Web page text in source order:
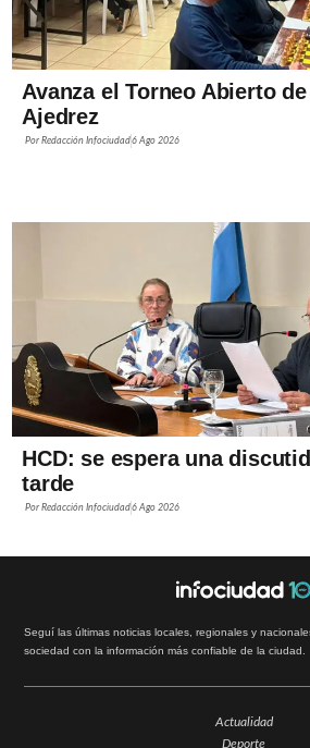
Avanza el Torneo Abierto
Ajedrez
PorRedacción Infociudad6 Ago 2026
HCD: se espera una
tarde
PorRedacción Infociudad6 Ago 2026
Seguí las últimas noticias locales, regionales y
sociedad con la información más confiable de la ciudad.
Actualidad
Deporte